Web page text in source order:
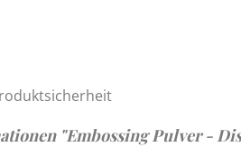
"Embossing Pulver -